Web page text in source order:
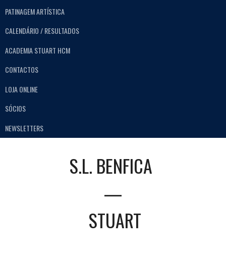
PATINAGEM ARTÍSTICA
CALENDÁRIO / RESULTADOS
ACADEMIA STUART HCM
CONTACTOS
LOJA ONLINE
SÓCIOS
NEWSLETTERS
S.L. BENFICA
—
STUART